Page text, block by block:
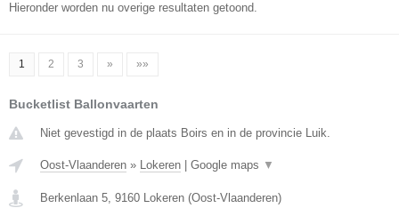
Hieronder worden nu overige resultaten getoond.
1 2 3 » »»
Bucketlist Ballonvaarten
Niet gevestigd in de plaats Boirs en in de provincie Luik.
Oost-Vlaanderen » Lokeren Google maps ▼
Berkenlaan 5, 9160 Lokeren (Oost-Vlaanderen)